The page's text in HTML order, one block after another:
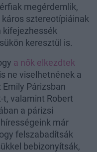
megérdemlik,
sztereotípiáinak
kifejezhessék
keresztül is.
a nők elkezdtek
ne viselhetnének a
Párizsban
valamint Robert
a párizsi
már
felszabadítsák
bebizonyítsák,